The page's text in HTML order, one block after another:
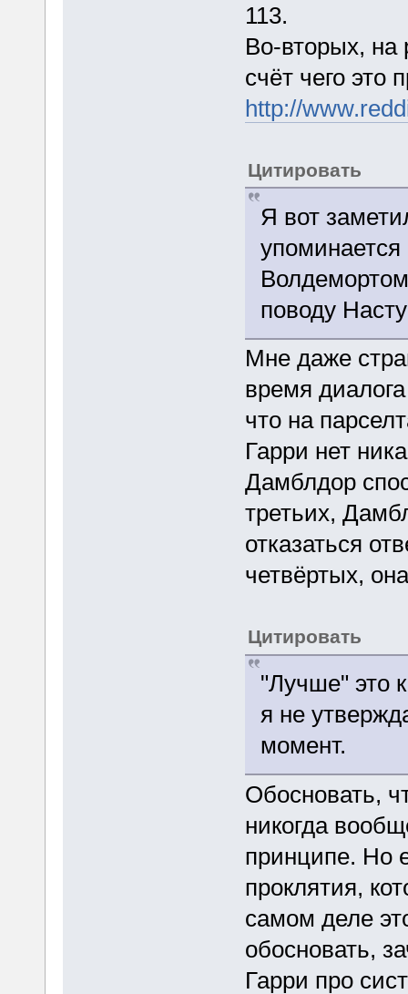
113.
Во-вторых, на
счёт чего это
http://
Цитировать
Я вот
поводу
Мне даже
время
что на
Гарри нет
Дамблдор
третьих,
отказаться
четвёртых,
Цитировать
"Лучше" это
я не
момент.
Обосновать,
никогда
принципе. Но
проклятия,
самом деле
обосновать,
Гарри про